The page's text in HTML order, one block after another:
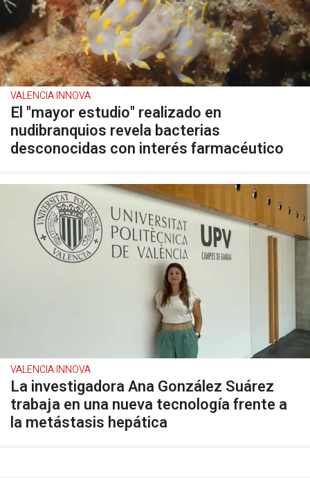
VALENCIA INNOVA
El "mayor estudio" realizado en
nudibranquios revela bacterias
desconocidas con interés farmacéutico
VALENCIA INNOVA
La investigadora Ana González Suárez
trabaja en una nueva tecnología frente a
la metástasis hepática